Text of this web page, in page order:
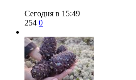
Сегодня в 15:49
254 0